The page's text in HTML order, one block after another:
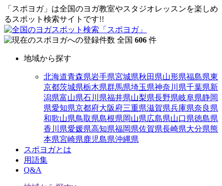
「スポヨガ」は全国のヨガ教室やスタジオレッスンを楽しめ
るスポット検索サイトです!!
全国 606 件
地域から探す
北海道青森県岩手県宮城県秋田県山形県福島県東
京都茨城県栃木県群馬県埼玉県神奈川県千葉県新
潟県富山県石川県福井県山梨県長野県岐阜県静岡
県愛知県京都府大阪府三重県滋賀県兵庫県奈良県
和歌山県鳥取県島根県岡山県広島県山口県徳島県
香川県愛媛県高知県福岡県佐賀県長崎県大分県熊
本県宮崎県鹿児島県沖縄県
スポヨガとは
用語集
Q&A